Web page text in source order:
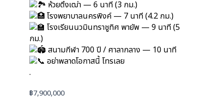
ห้วยตึงเฒ่า — 6 นาที (3 กม.)
โรงพยาบาลนครพิงค์ — 7 นาที (4.2 กม.)
โรงเรียนนวมินทราชูทิศ พายัพ — 9 นาที (5
กม.)
สนามกีฬา 700 ปี / ศาลากลาง — 10 นาที
อย่าพลาดโอกาสนี้ โทรเลย
.
฿7,900,000